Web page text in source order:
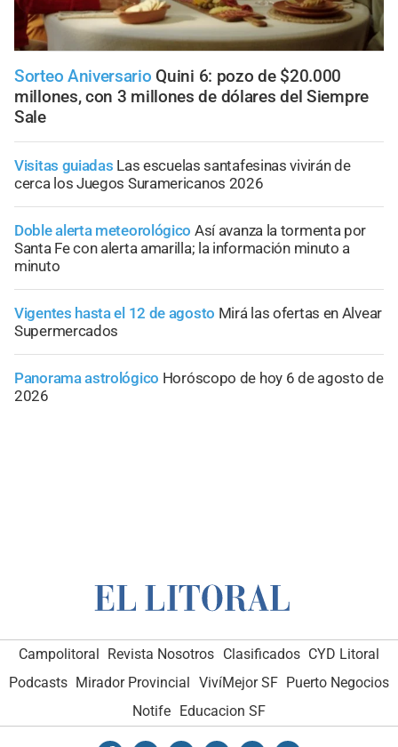
Sorteo Aniversario Quini 6: pozo de $20.000
millones, con 3 millones de dólares del Siempre
Sale
Visitas guiadas Las escuelas santafesinas vivirán de
cerca los Juegos Suramericanos 2026
Doble alerta meteorológico Así avanza la tormenta por
Santa Fe con alerta amarilla; la información minuto a
minuto
Vigentes hasta el 12 de agosto Mirá las ofertas en Alvear
Supermercados
Panorama astrológico Horóscopo de hoy 6 de agosto de
2026
Campolitoral Revista Nosotros Clasificados CYD Litoral
Podcasts Mirador Provincial VivíMejor SF Puerto Negocios
Notife Educacion SF